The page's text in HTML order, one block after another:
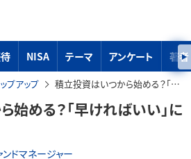
NISA テーマ アンケート 著者
プアップ 積立投資はいつから始める？「早ければいい」に惑わされない
始める？「早ければいい」に
ドマネージャー